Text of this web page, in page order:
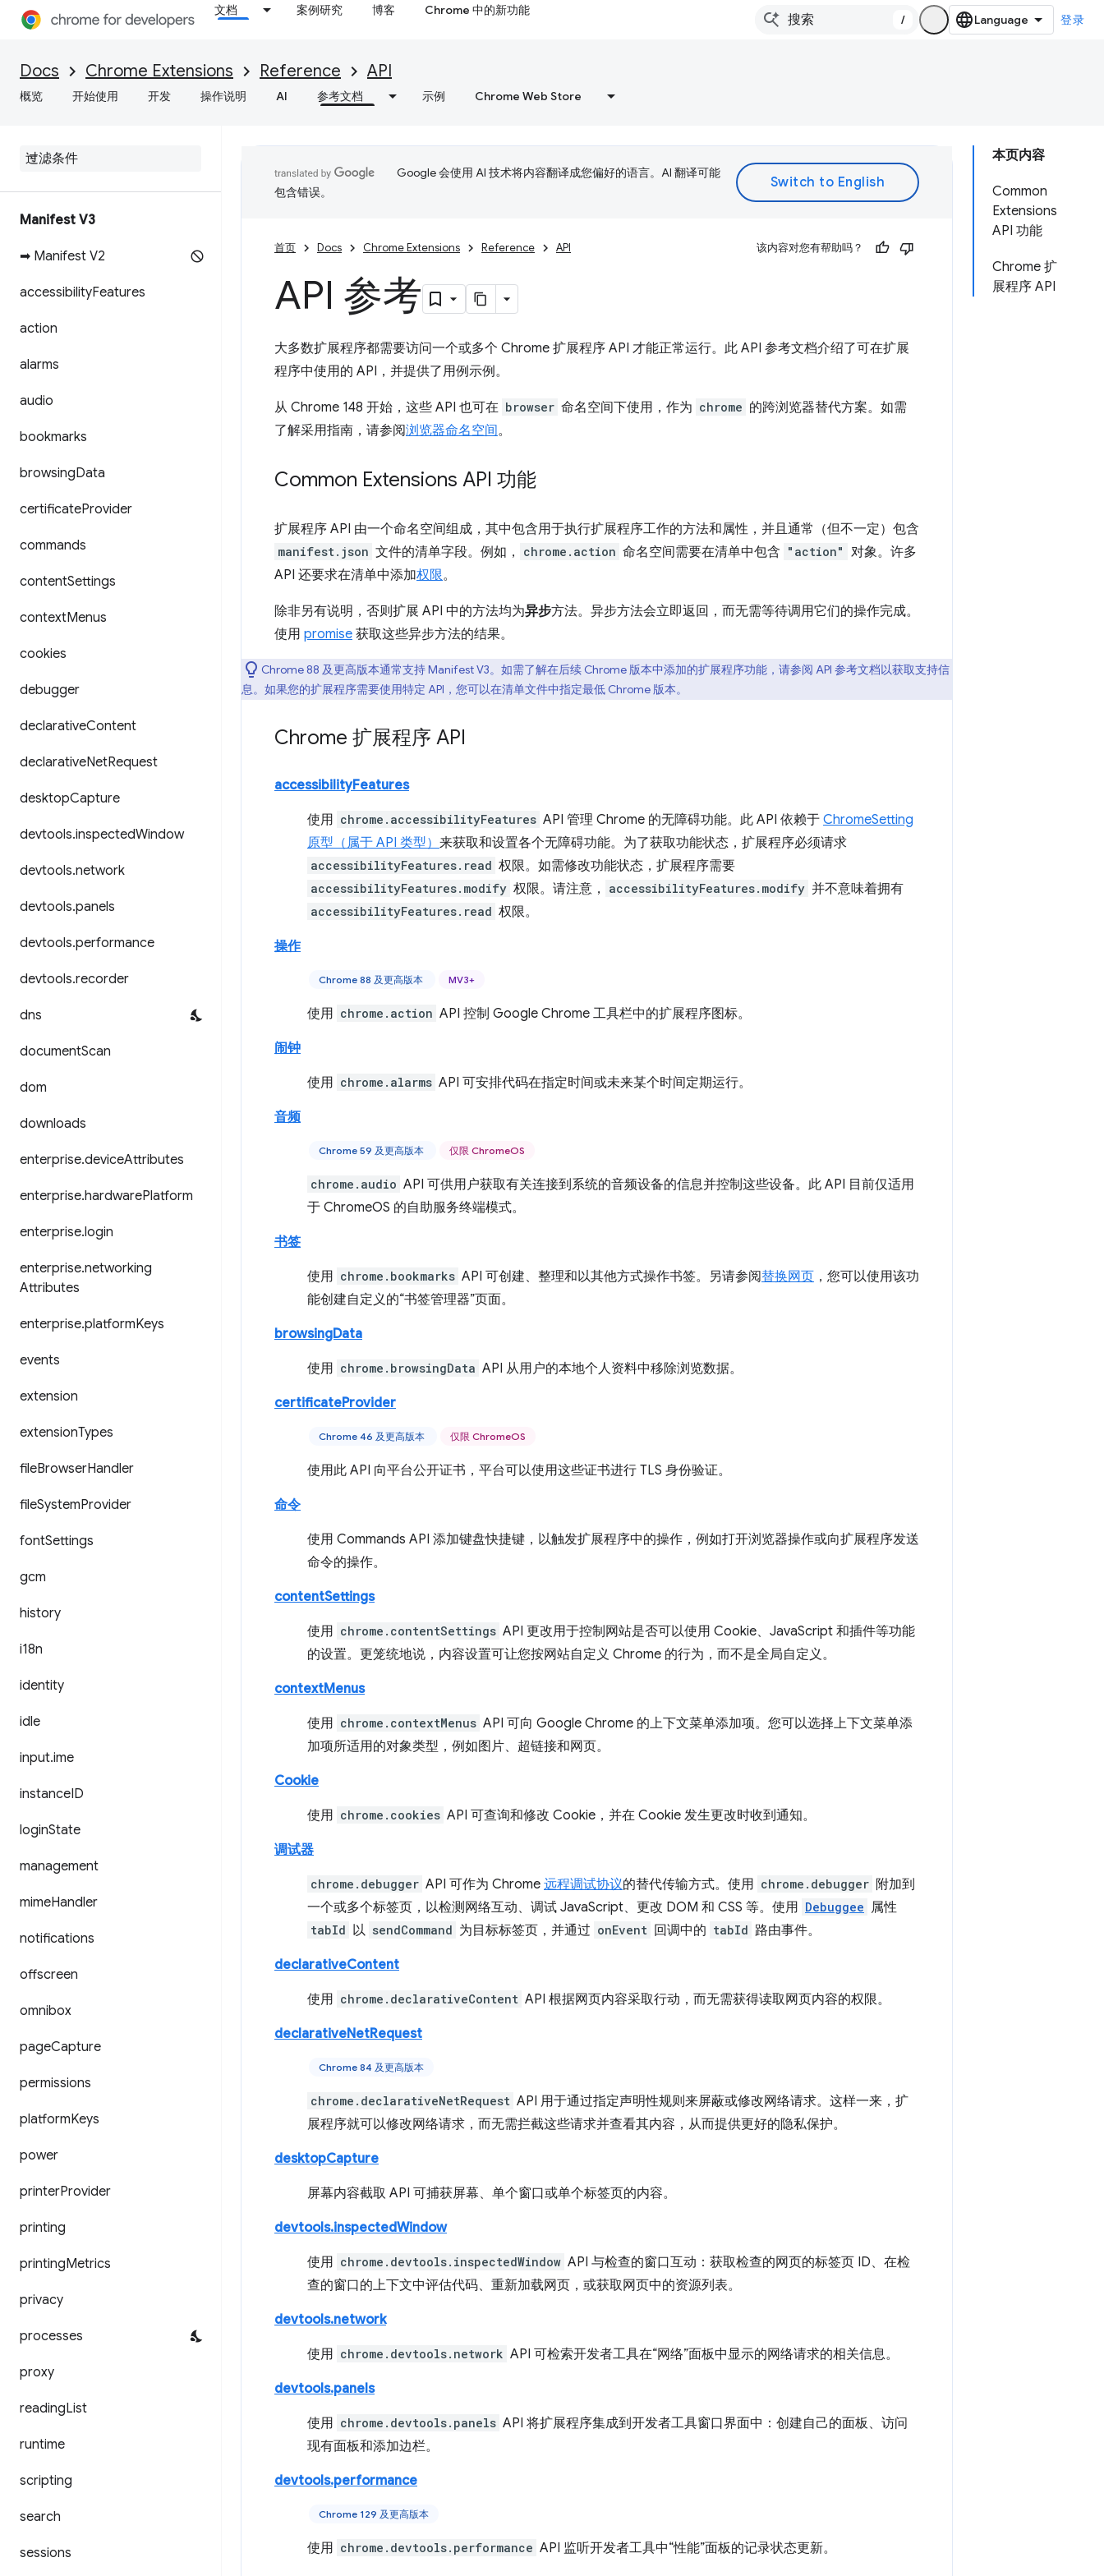
文档 案例研究 博客 Chrome 中的新功能
/ 登录
Docs Chrome Extensions Reference API
概览 开始使用 开发 操作说明 AI 参考文档 示例 Chrome Web Store
Manifest V3
➡ Manifest V2
accessibilityFeatures
action
alarms
audio
bookmarks
browsingData
certificateProvider
commands
contentSettings
contextMenus
cookies
debugger
declarativeContent
declarativeNetRequest
desktopCapture
devtools.inspectedWindow
devtools.network
devtools.panels
devtools.performance
devtools.recorder
dns
documentScan
dom
downloads
enterprise.deviceAttributes
enterprise.hardwarePlatform
enterprise.login
enterprise.networking
Attributes
enterprise.platformKeys
events
extension
extensionTypes
fileBrowserHandler
fileSystemProvider
fontSettings
gcm
history
i18n
identity
idle
input.ime
instanceID
loginState
management
mimeHandler
notifications
offscreen
omnibox
pageCapture
permissions
platformKeys
power
printerProvider
printing
printingMetrics
privacy
processes
proxy
readingList
runtime
scripting
search
sessions
本页内容
Common
Extensions
API 功能
Chrome 扩
展程序 API
Google 会使用 AI 技术将内容翻译成您偏好的语言。AI 翻译可能
包含错误。
首页 Docs Chrome Extensions Reference API 该内容对您有帮助吗？
API 参考
大多数扩展程序都需要访问一个或多个 Chrome 扩展程序 API 才能正常运行。此 API 参考文档介绍了可在扩展
程序中使用的 API，并提供了用例示例。
从 Chrome 148 开始，这些 API 也可在 browser 命名空间下使用，作为 chrome 的跨浏览器替代方案。如需
了解采用指南，请参阅浏览器命名空间。
Common Extensions API 功能
扩展程序 API 由一个命名空间组成，其中包含用于执行扩展程序工作的方法和属性，并且通常（但不一定）包含
manifest.json 文件的清单字段。例如， chrome.action 命名空间需要在清单中包含 "action" 对象。许多
API 还要求在清单中添加权限。
除非另有说明，否则扩展 API 中的方法均为异步方法。异步方法会立即返回，而无需等待调用它们的操作完成。
使用 promise 获取这些异步方法的结果。
Chrome 88 及更高版本通常支持 Manifest V3。如需了解在后续 Chrome 版本中添加的扩展程序功能，请参阅 API 参考文档以获取支持信
息。如果您的扩展程序需要使用特定 API，您可以在清单文件中指定最低 Chrome 版本。
Chrome 扩展程序 API
accessibilityFeatures
使用 chrome.accessibilityFeatures API 管理 Chrome 的无障碍功能。此 API 依赖于 ChromeSetting
原型（属于 API 类型） 来获取和设置各个无障碍功能。为了获取功能状态，扩展程序必须请求
accessibilityFeatures.read 权限。如需修改功能状态，扩展程序需要
accessibilityFeatures.modify 权限。请注意， accessibilityFeatures.modify 并不意味着拥有
accessibilityFeatures.read 权限。
操作
Chrome 88 及更高版本 MV3+
使用 chrome.action API 控制 Google Chrome 工具栏中的扩展程序图标。
闹钟
使用 chrome.alarms API 可安排代码在指定时间或未来某个时间定期运行。
音频
Chrome 59 及更高版本 仅限 ChromeOS
chrome.audio API 可供用户获取有关连接到系统的音频设备的信息并控制这些设备。此 API 目前仅适用
于 ChromeOS 的自助服务终端模式。
书签
使用 chrome.bookmarks API 可创建、整理和以其他方式操作书签。另请参阅替换网页 ，您可以使用该功
能创建自定义的“书签管理器”页面。
browsingData
使用 chrome.browsingData API 从用户的本地个人资料中移除浏览数据。
certificateProvider
Chrome 46 及更高版本 仅限 ChromeOS
使用此 API 向平台公开证书，平台可以使用这些证书进行 TLS 身份验证。
命令
使用 Commands API 添加键盘快捷键，以触发扩展程序中的操作，例如打开浏览器操作或向扩展程序发送
命令的操作。
contentSettings
使用 chrome.contentSettings API 更改用于控制网站是否可以使用 Cookie、JavaScript 和插件等功能
的设置。更笼统地说，内容设置可让您按网站自定义 Chrome 的行为，而不是全局自定义。
contextMenus
使用 chrome.contextMenus API 可向 Google Chrome 的上下文菜单添加项。您可以选择上下文菜单添
加项所适用的对象类型，例如图片、超链接和网页。
Cookie
使用 chrome.cookies API 可查询和修改 Cookie，并在 Cookie 发生更改时收到通知。
调试器
chrome.debugger API 可作为 Chrome 远程调试协议的替代传输方式。使用 chrome.debugger 附加到
一个或多个标签页，以检测网络互动、调试 JavaScript、更改 DOM 和 CSS 等。使用 Debuggee 属性
tabId 以 sendCommand 为目标标签页，并通过 onEvent 回调中的 tabId 路由事件。
declarativeContent
使用 chrome.declarativeContent API 根据网页内容采取行动，而无需获得读取网页内容的权限。
declarativeNetRequest
Chrome 84 及更高版本
chrome.declarativeNetRequest API 用于通过指定声明性规则来屏蔽或修改网络请求。这样一来，扩
展程序就可以修改网络请求，而无需拦截这些请求并查看其内容，从而提供更好的隐私保护。
desktopCapture
屏幕内容截取 API 可捕获屏幕、单个窗口或单个标签页的内容。
devtools.inspectedWindow
使用 chrome.devtools.inspectedWindow API 与检查的窗口互动：获取检查的网页的标签页 ID、在检
查的窗口的上下文中评估代码、重新加载网页，或获取网页中的资源列表。
devtools.network
使用 chrome.devtools.network API 可检索开发者工具在“网络”面板中显示的网络请求的相关信息。
devtools.panels
使用 chrome.devtools.panels API 将扩展程序集成到开发者工具窗口界面中：创建自己的面板、访问
现有面板和添加边栏。
devtools.performance
Chrome 129 及更高版本
使用 chrome.devtools.performance API 监听开发者工具中“性能”面板的记录状态更新。